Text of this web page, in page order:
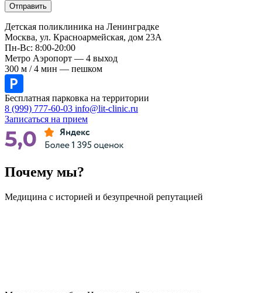
Детская поликлиника на Ленинградке
Москва, ул. Красноармейская, дом 23А
Пн-Вс: 8:00-20:00
Метро Аэропорт — 4 выход
300 м / 4 мин — пешком
Бесплатная парковка на территории
8 (999) 777-60-03 info@lit-clinic.ru
Записаться на прием
Почему мы?
Медицина с историей и безупречной репутацией